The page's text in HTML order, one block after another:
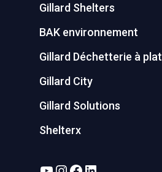
Gillard Shelters
BAK environnement
Gillard Déchetterie à plat
Gillard City
Gillard Solutions
Shelterx
YouTube
Instagram
Facebook